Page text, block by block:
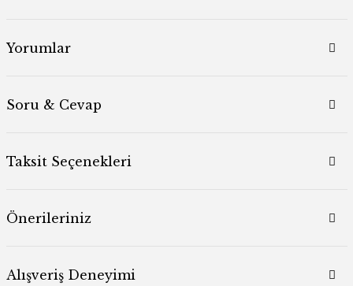
Yorumlar
Soru & Cevap
Taksit Seçenekleri
Önerileriniz
Alışveriş Deneyimi